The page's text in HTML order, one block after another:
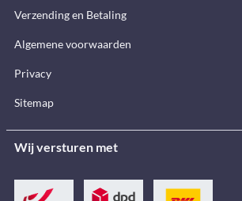
Verzending en Betaling
Algemene voorwaarden
Privacy
Sitemap
Wij versturen met